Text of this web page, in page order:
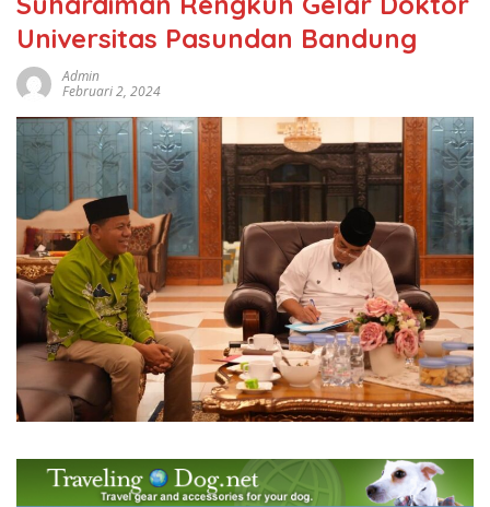
Universitas Pasundan Bandung
Admin
Februari 2, 2024